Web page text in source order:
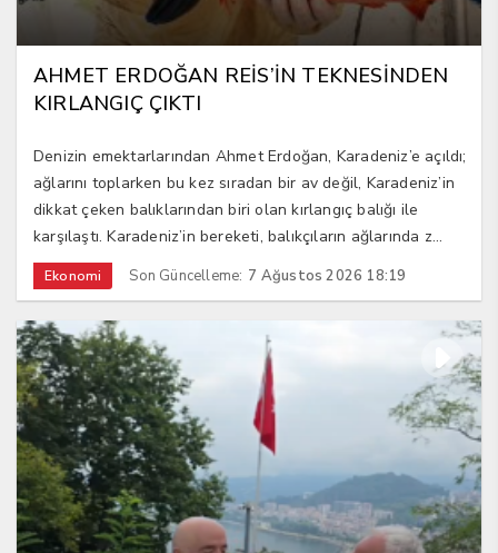
AHMET ERDOĞAN REİS’İN TEKNESİNDEN
KIRLANGIÇ ÇIKTI
Denizin emektarlarından Ahmet Erdoğan, Karadeniz’e açıldı;
ağlarını toplarken bu kez sıradan bir av değil, Karadeniz’in
dikkat çeken balıklarından biri olan kırlangıç balığı ile
karşılaştı. Karadeniz’in bereketi, balıkçıların ağlarında z...
Ekonomi Son Güncelleme: 7 Ağustos 2026 18:19